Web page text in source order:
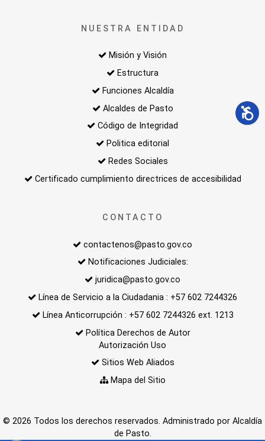
NUESTRA ENTIDAD
Misión y Visión
Estructura
Funciones Alcaldía
Alcaldes de Pasto
Código de Integridad
Politica editorial
Redes Sociales
Certificado cumplimiento directrices de accesibilidad
CONTACTO
contactenos@pasto.gov.co
Notificaciones Judiciales:
juridica@pasto.gov.co
Línea de Servicio a la Ciudadania : +57 602 7244326
Línea Anticorrupción : +57 602 7244326 ext. 1213
Política Derechos de Autor
Autorización Uso
Sitios Web Aliados
Mapa del Sitio
© 2026 Todos los derechos reservados. Administrado por Alcaldía
de Pasto.